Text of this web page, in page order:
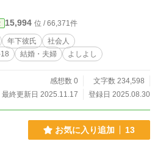
を含んでおりますのでご了承下さい。
15,994 位 / 66,371件
年下彼氏
社会人
18 結婚・夫婦 よしよし
感想数 0
文字数 234,598
最終更新日 2025.11.17
登録日 2025.08.30
お気に入り追加 13